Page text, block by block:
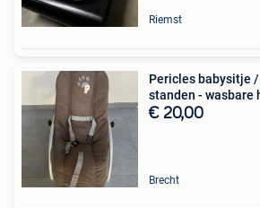
Riemst
Pericles babysitje
standen - wasbare
€ 20,00
Brecht